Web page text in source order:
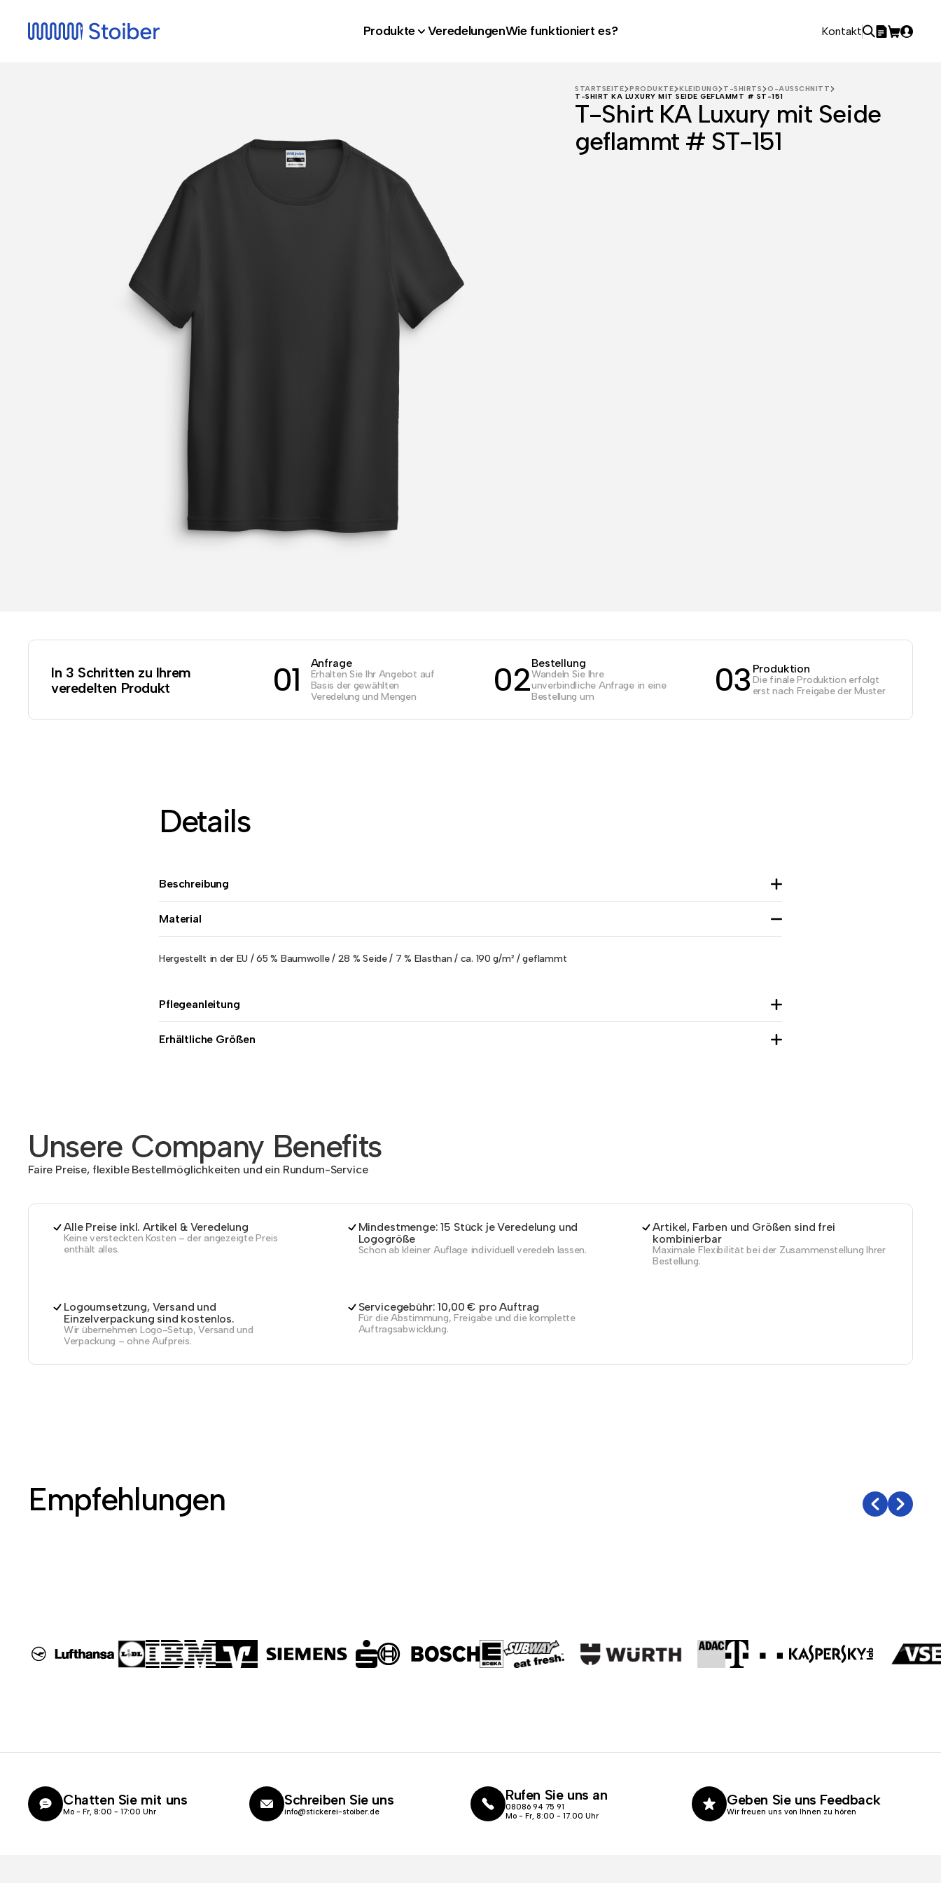
Produkte VeredelungenWie funktioniert es? Kontakt
STARTSEITE PRODUKTE KLEIDUNG T-SHIRTS
O-AUSSCHNITT
T-SHIRT KA LUXURY MIT SEIDE GEFLAMMT # ST-151
T-Shirt KA Luxury mit Seide
geflammt # ST-151
In 3 Schritten zu Ihrem
veredelten Produkt
01 Anfrage
Erhalten Sie Ihr Angebot auf
Basis der gewählten
Veredelung und Mengen
02Bestellung
Wandeln Sie Ihre
unverbindliche Anfrage in eine
Bestellung um
03 Produktion
Die finale Produktion erfolgt
erst nach Freigabe der Muster
Details
Beschreibung
Material
Hergestellt in der EU / 65 % Baumwolle / 28 % Seide / 7 % Elasthan / ca. 190 g/m² / geflammt
Pflegeanleitung
Erhältliche Größen
Unsere Company Benefits
Faire Preise, flexible Bestellmöglichkeiten und ein Rundum-Service
Alle Preise inkl. Artikel & Veredelung
Keine versteckten Kosten – der angezeigte Preis
enthält alles.
Mindestmenge: 15 Stück je Veredelung und
Logogröße
Schon ab kleiner Auflage individuell veredeln lassen.
Artikel, Farben und Größen sind frei
kombinierbar
Maximale Flexibilität bei der Zusammenstellung Ihrer
Bestellung.
Logoumsetzung, Versand und
Einzelverpackung sind kostenlos.
Wir übernehmen Logo-Setup, Versand und
Verpackung – ohne Aufpreis.
Servicegebühr: 10,00 € pro Auftrag
Für die Abstimmung, Freigabe und die komplette
Auftragsabwicklung.
Empfehlungen
Chatten Sie mit uns
Mo - Fr, 8:00 - 17:00 Uhr
Schreiben Sie uns
info@stickerei-stoiber.de
Rufen Sie uns an
08086 94 75 91
Mo - Fr, 8:00 - 17.00 Uhr
Geben Sie uns Feedback
Wir freuen uns von Ihnen zu hören